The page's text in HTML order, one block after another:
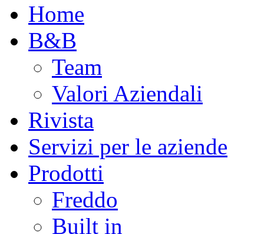
Home
B&B
Team
Valori Aziendali
Rivista
Servizi per le aziende
Prodotti
Freddo
Built in